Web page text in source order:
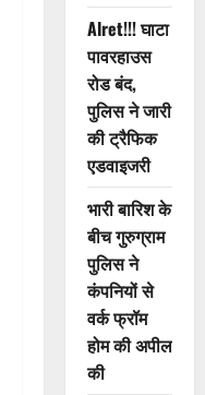
Alret!!! घाटा
पावरहाउस
रोड बंद,
पुलिस ने जारी
की ट्रैफिक
एडवाइजरी
भारी बारिश के
बीच गुरुग्राम
पुलिस ने
कंपनियों से
वर्क फ्रॉम
होम की अपील
की